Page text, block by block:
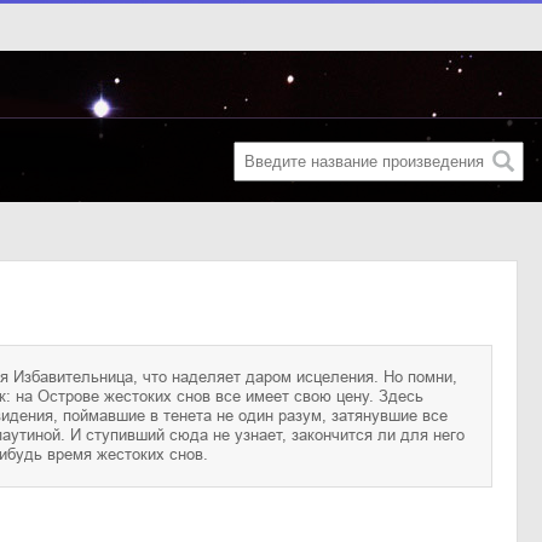
время жестоких снов.